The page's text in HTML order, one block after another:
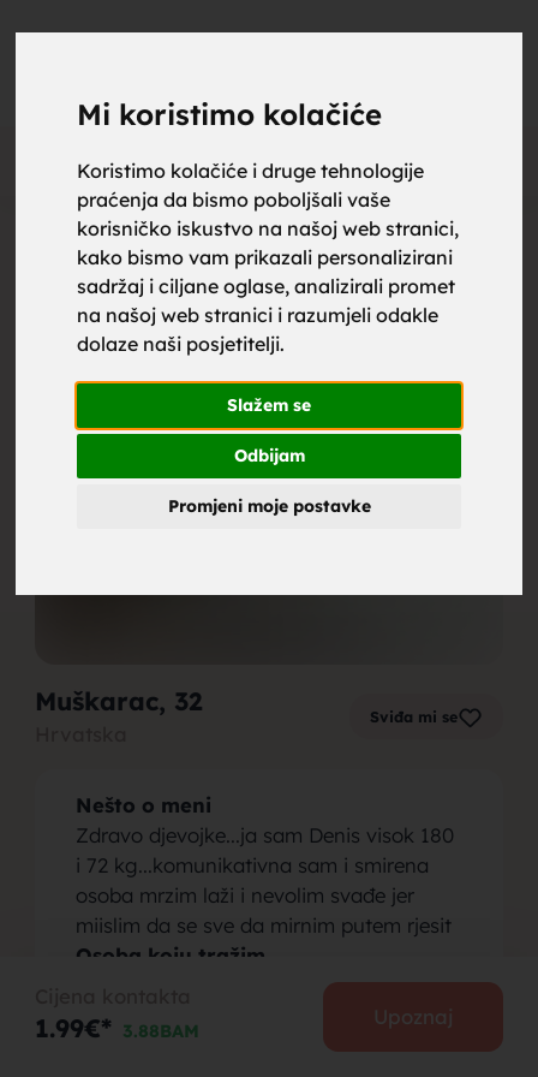
Mi koristimo kolačiće
Koristimo kolačiće i druge tehnologije
praćenja da bismo poboljšali vaše
korisničko iskustvo na našoj web stranici,
kako bismo vam prikazali personalizirani
sadržaj i ciljane oglase, analizirali promet
na našoj web stranici i razumjeli odakle
dolaze naši posjetitelji.
Slažem se
Odbijam
Promjeni moje postavke
Oglas
Muškarac, 32 Sviđa mi se
Nešto o meni
Zdravo djevojke...ja sam Denis visok 180
i 72 kg...komunikativna sam i smirena
osoba mrzim laži i nevolim svađe jer
miislim da se sve da mirnim putem rjesit
Osoba koju tražim
Neka djevojka ozbiljna da želi miran
život uz nekog i obitelj
1.99€* 3.88BAM
Upoznaj
upoznaj
za brak,
zene za
brak,
muskarci
za brak,